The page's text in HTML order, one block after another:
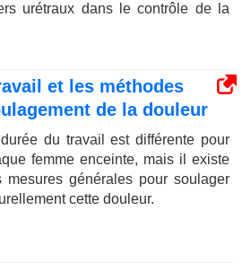
urétraux dans le contrôle de la
et les méthodes
de la douleur
du travail est différente pour
femme enceinte, mais il existe
mesures générales pour soulager
cette douleur.